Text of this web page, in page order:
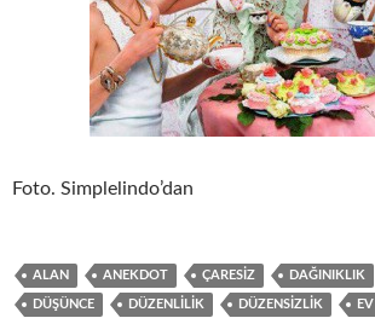
Foto. Simplelindo’dan
ALAN ANEKDOT ÇARESIZ DAĞINIKLIK
DÜŞÜNCE DÜZENLILIK DÜZENSIZLIK EV